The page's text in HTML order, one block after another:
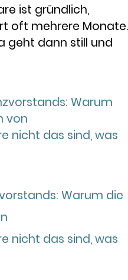
ist gründlich,
oft mehrere Monate.
geht dann still und
Warum die
nicht das sind, was